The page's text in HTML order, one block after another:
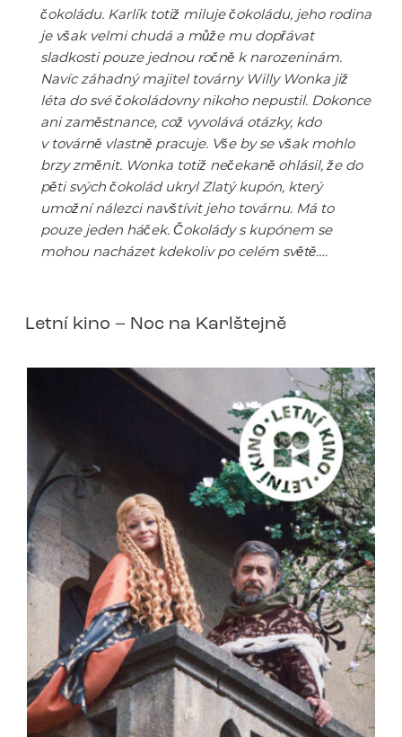
čokoládu. Karlík totiž miluje čokoládu, jeho rodina
je však velmi chudá a může mu dopřávat
sladkosti pouze jednou ročně k narozeninám.
Navíc záhadný majitel továrny Willy Wonka již
léta do své čokoládovny nikoho nepustil. Dokonce
ani zaměstnance, což vyvolává otázky, kdo
v továrně vlastně pracuje. Vše by se však mohlo
brzy změnit. Wonka totiž nečekaně ohlásil, že do
pěti svých čokolád ukryl Zlatý kupón, který
umožní nálezci navštívit jeho továrnu. Má to
pouze jeden háček. Čokolády s kupónem se
mohou nacházet kdekoliv po celém světě….
Letní kino – Noc na Karlštejně